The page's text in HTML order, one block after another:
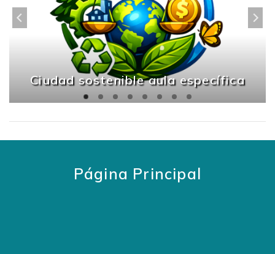
Ciudad sostenible aula específica
Página Principal